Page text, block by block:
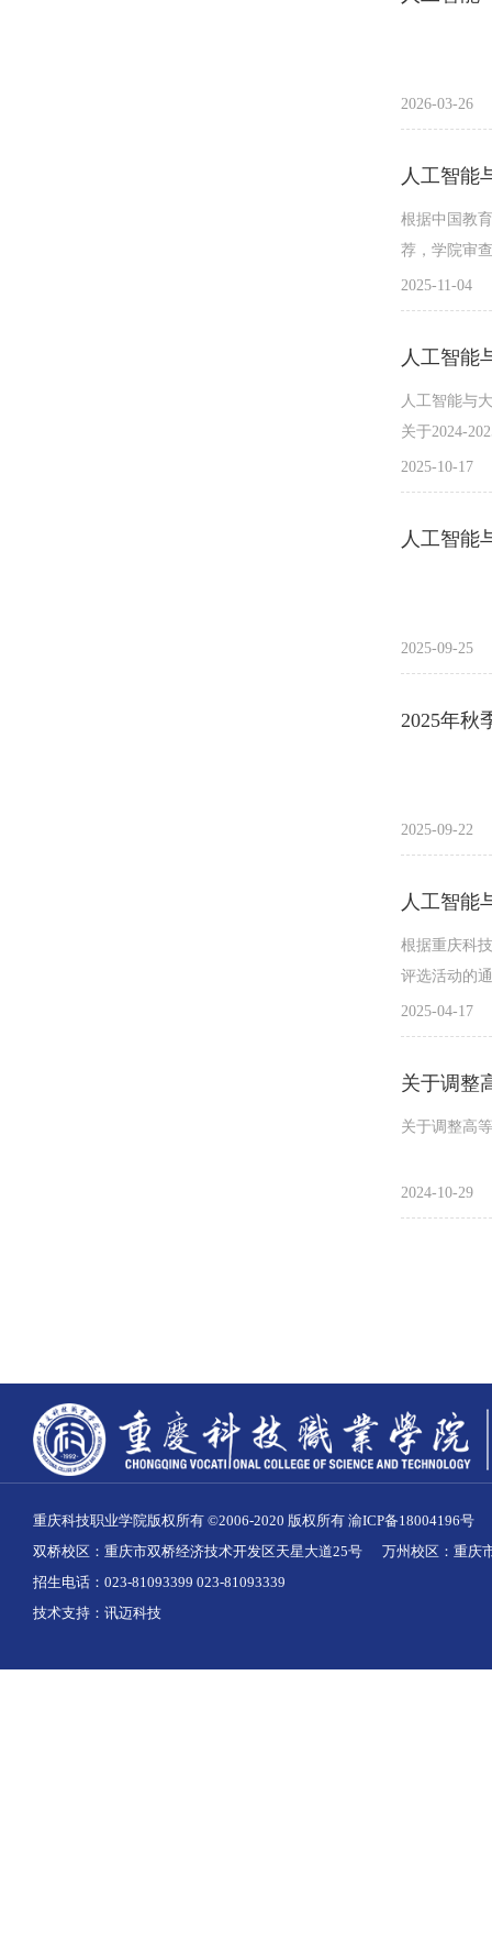
2026-03-26
人工智能
根据中国教
荐，学院审
2025-11-04
人工智能
人工智能与
关于2024-
2025-10-17
人工智能
2025-09-25
2025年秋
2025-09-22
人工智能
根据重庆科
评选活动的
向庆霖等163
算机应用技
2025-04-17
关于调整
关于调整高
2024-10-29
重庆科技职业学院版权所有 ©2006-2020 版权所有 渝ICP备18004196号
双桥校区：重庆市双桥经济技术开发区天星大道25号 万州校区：重庆
招生电话：023-81093399 023-81093339
技术支持： 讯迈科技